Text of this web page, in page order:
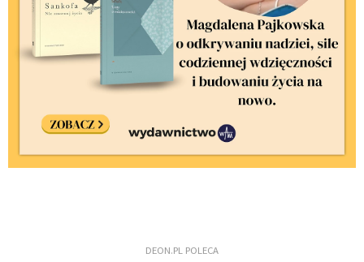
DEON.PL POLECA